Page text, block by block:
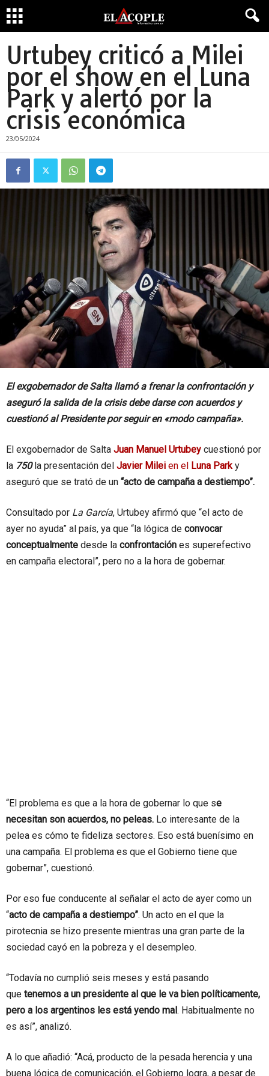
Urtubey criticó a Milei
por el show en el Luna
Park y alertó por la
crisis económica
23/05/2024
El exgobernador de Salta llamó a frenar la confrontación y
aseguró la salida de la crisis debe darse con acuerdos y
cuestionó al Presidente por seguir en «modo campaña».
El exgobernador de Salta Juan Manuel Urtubey cuestionó por
la 750la presentación del Javier Milei en el Luna Park y
aseguró que se trató de un “acto de campaña a destiempo”.
Consultado por La García, Urtubey afirmó que “el acto de
ayer no ayuda” al país, ya que “la lógica de convocar
conceptualmente desde la confrontación es superefectivo
en campaña electoral”, pero no a la hora de gobernar.
“El problema es que a la hora de gobernar lo que se
necesitan son acuerdos, no peleas. Lo interesante de la
pelea es cómo te fideliza sectores. Eso está buenísimo en
una campaña. El problema es que el Gobierno tiene que
gobernar”, cuestionó.
Por eso fue conducente al señalar el acto de ayer como un
“acto de campaña a destiempo”. Un acto en el que la
pirotecnia se hizo presente mientras una gran parte de la
sociedad cayó en la pobreza y el desempleo.
“Todavía no cumplió seis meses y está pasando
que tenemos a un presidente al que le va bien políticamente,
pero a los argentinos les está yendo mal. Habitualmente no
es así”, analizó.
A lo que añadió: “Acá, producto de la pesada herencia y una
buena lógica de comunicación, el Gobierno logra, a pesar de